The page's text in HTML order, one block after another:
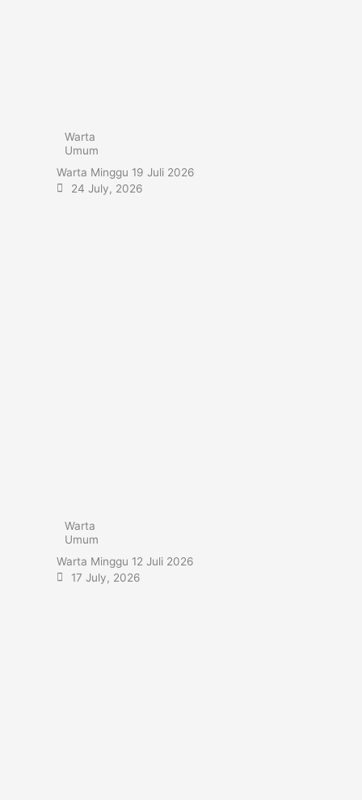
Warta
Umum
Warta Minggu 19 Juli 2026
24 July, 2026
Warta
Umum
Warta Minggu 12 Juli 2026
17 July, 2026